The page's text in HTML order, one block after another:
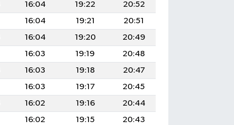
16:04 19:22
20:52
16:04 19:21
20:51
16:04 19:20
20:49
16:03 19:19
20:48
16:03 19:18
20:47
16:03 19:17
20:45
16:02 19:16
20:44
16:02 19:15
20:43